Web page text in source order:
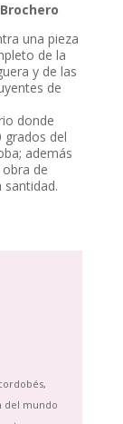
una pieza
de la
y de las
de
donde
grados del
además
de
del mundo